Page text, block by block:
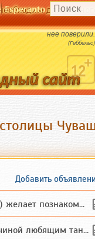
для
Esperanto
быть чудовищной, чтобы в
нее поверили.
(Геббельс)
Добавить
добродушным, без вредных ...
и петь на родном чувашском языке